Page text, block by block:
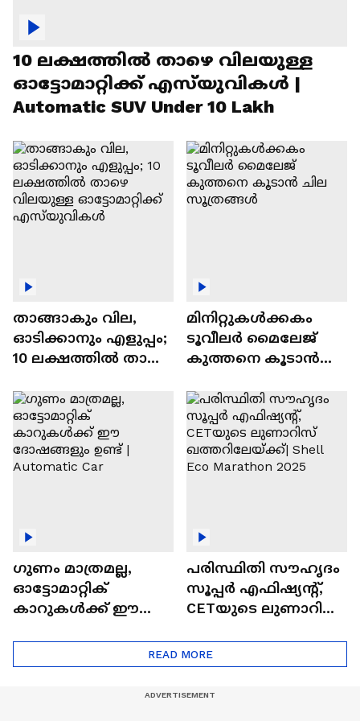
10 ലക്ഷത്തിൽ താഴെ വിലയുള്ള
ഓട്ടോമാറ്റിക്ക് എസ്‍യുവികൾ |
Automatic SUV Under 10 Lakh
താങ്ങാകും വില,
ഓടിക്കാനും എളുപ്പം;
10 ലക്ഷത്തിൽ താഴെ
ഓട്ടോമാറ്റിക്ക്
എസ്‍യുവികൾ
മിനിറ്റുകൾക്കകം
ടൂവീലർ മൈലേജ്
കുത്തനെ കൂടാൻ
ഗുണം മാത്രമല്ല,
ഓട്ടോമാറ്റിക്
കാറുകൾക്ക് ഈ
പരിസ്ഥിതി സൗഹൃദം
സൂപ്പർ എഫിഷ്യന്റ്,
CETയുടെ ലുണാറിസ്
Eco Marathon 2025
READ MORE